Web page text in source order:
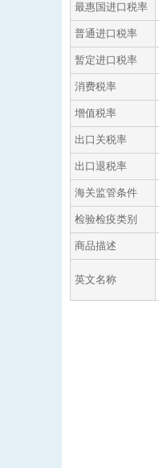
最惠国进口税率
普通进口税率
暂定进口税率
消费税率
增值税率
出口关税率
出口退税率
海关监管条件
检验检疫类别
商品描述
英文名称